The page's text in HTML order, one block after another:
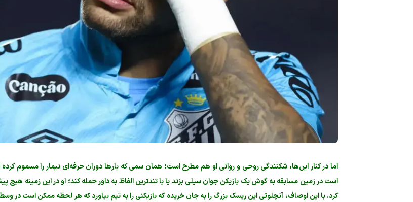
است در زمین مسابقه به گوش یک بازیکن جوان سیلی بزند یا با تندترین الفاظ به داور حمله کند؛ او در این زمینه هیچ
کرد. با این اوصاف، آنچلوتی این ریسک بزرگ را به جان خریده که بازیکنی را به تیم بیاورد که هر لحظه ممکن است در